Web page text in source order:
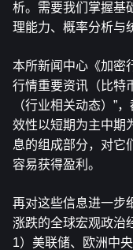
析。需要我们掌握基
理能力、概率分析与
本所新闻中心《加密
行情重要资讯（比特
（行业相关动态）”
效性以短期为主中期
息的组成部分，对它
容易获得盈利。
再对这些信息进一步
涨跌的全球宏观政治
1）美联储、欧洲中